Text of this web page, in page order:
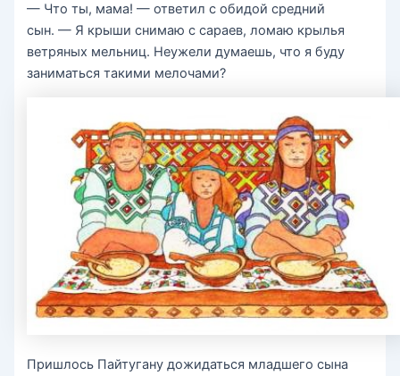
— Что ты, мама! — ответил с обидой средний
сын. — Я крыши снимаю с сараев, ломаю крылья
ветряных мельниц. Неужели думаешь, что я буду
заниматься такими мелочами?
Пришлось Пайтугану дожидаться младшего сына